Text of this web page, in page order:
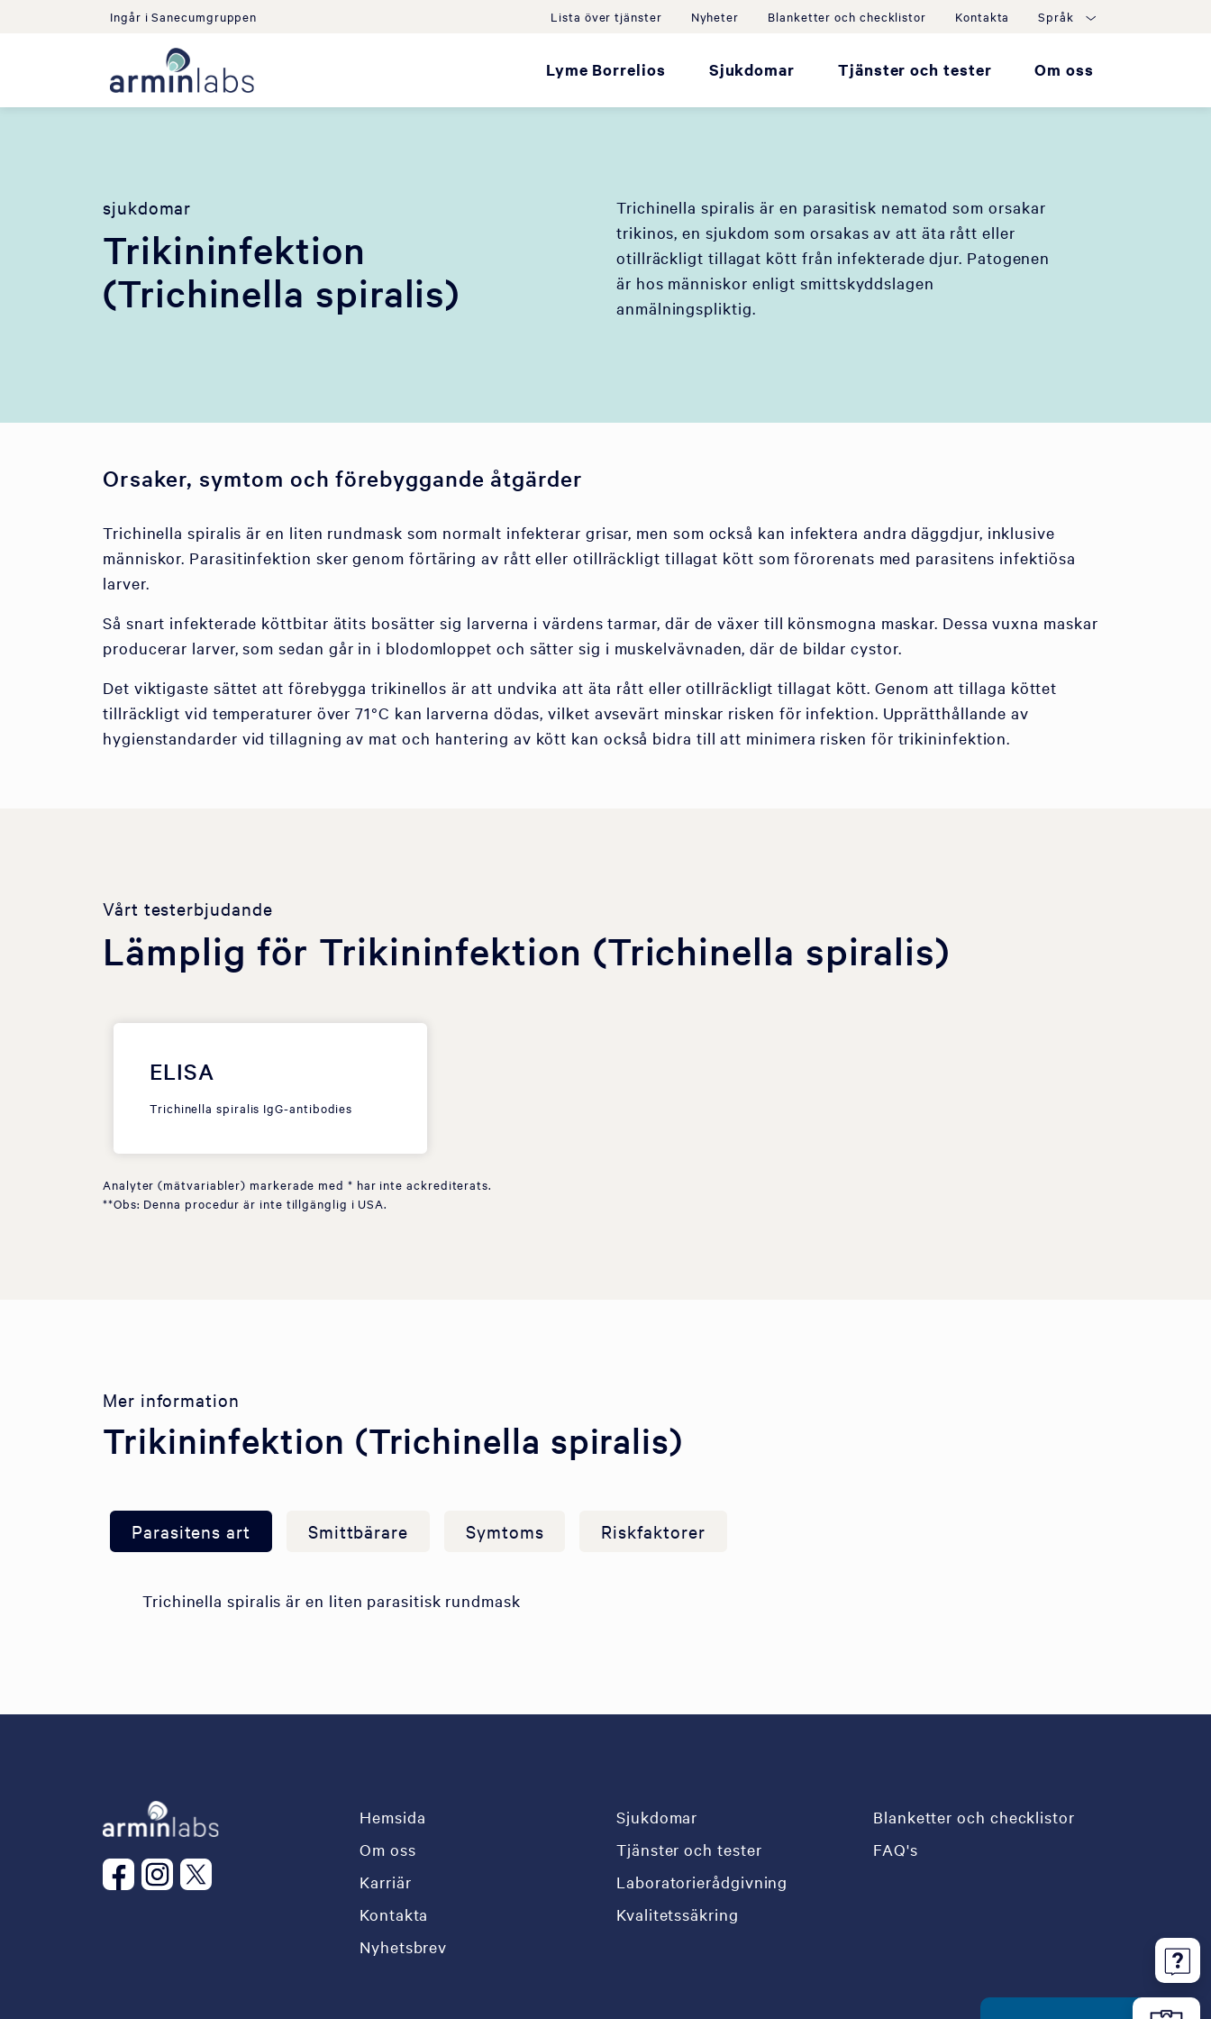
Ingår i Sanecumgruppen Lista över tjänster Nyheter Blanketter och checklistor Kontakta Språk
Lyme Borrelios Sjukdomar Tjänster och tester Om oss
sjukdomar
Trikininfektion
(Trichinella spiralis)
Trichinella spiralis är en parasitisk nematod som orsakar
trikinos, en sjukdom som orsakas av att äta rått eller
otillräckligt tillagat kött från infekterade djur. Patogenen
är hos människor enligt smittskyddslagen
anmälningspliktig.
Orsaker, symtom och förebyggande åtgärder
Trichinella spiralis är en liten rundmask som normalt infekterar grisar, men som också kan infektera andra däggdjur, inklusive
människor. Parasitinfektion sker genom förtäring av rått eller otillräckligt tillagat kött som förorenats med parasitens infektiösa
larver.
Så snart infekterade köttbitar ätits bosätter sig larverna i värdens tarmar, där de växer till könsmogna maskar. Dessa vuxna maskar
producerar larver, som sedan går in i blodomloppet och sätter sig i muskelvävnaden, där de bildar cystor.
Det viktigaste sättet att förebygga trikinellos är att undvika att äta rått eller otillräckligt tillagat kött. Genom att tillaga köttet
tillräckligt vid temperaturer över 71°C kan larverna dödas, vilket avsevärt minskar risken för infektion. Upprätthållande av
hygienstandarder vid tillagning av mat och hantering av kött kan också bidra till att minimera risken för trikininfektion.
Vårt testerbjudande
Lämplig för Trikininfektion (Trichinella spiralis)
ELISA
Trichinella spiralis IgG-antibodies
Analyter (mätvariabler) markerade med * har inte ackrediterats.
**Obs: Denna procedur är inte tillgänglig i USA.
Mer information
Trikininfektion (Trichinella spiralis)
Parasitens art Smittbärare Symtoms Riskfaktorer
Trichinella spiralis är en liten parasitisk rundmask
Hemsida
Om oss
Karriär
Kontakta
Nyhetsbrev
Sjukdomar
Tjänster och tester
Laboratorierådgivning
Kvalitetssäkring
Blanketter och checklistor
FAQ's